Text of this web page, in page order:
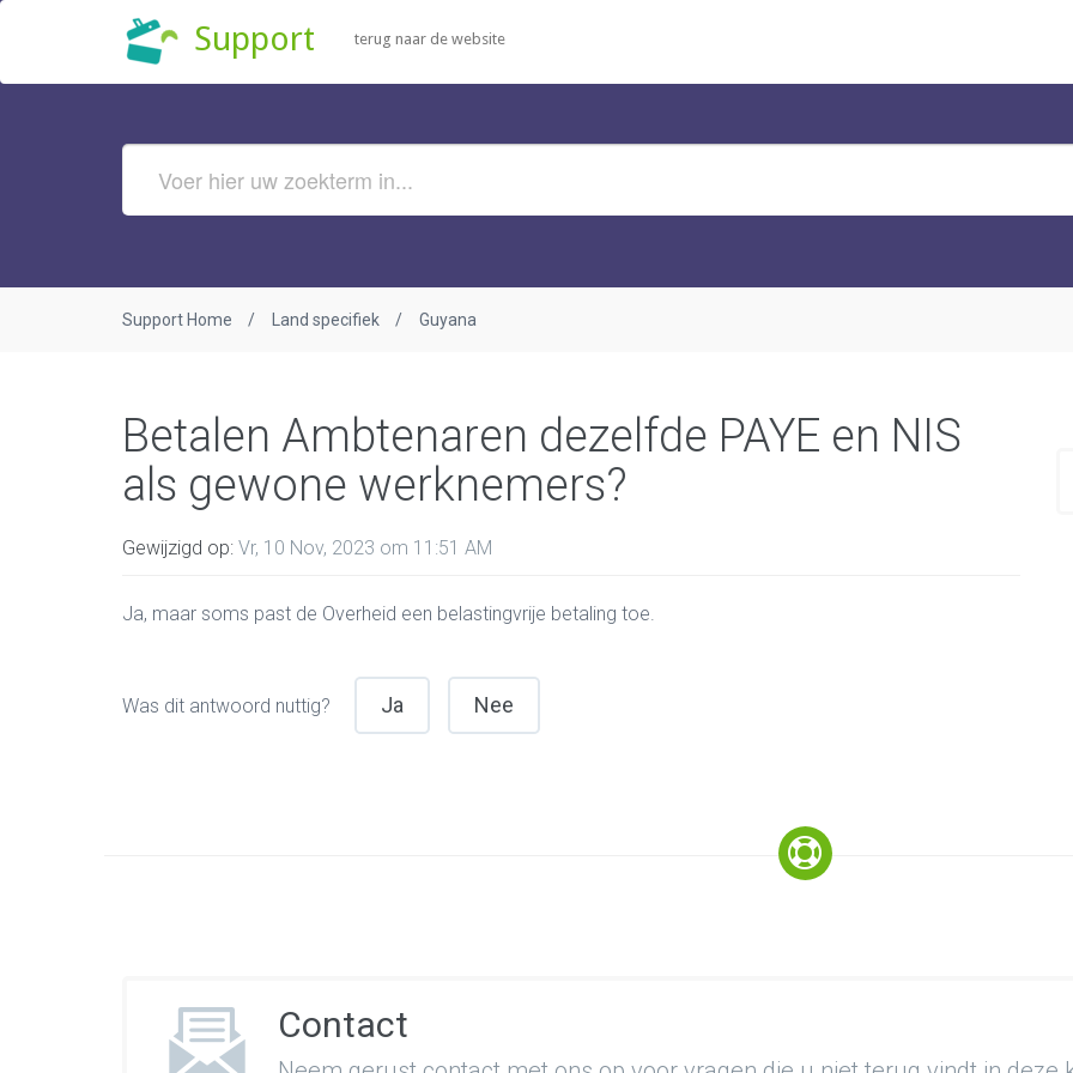
Support terug naar de website
Support Home Land specifiek Guyana
Betalen Ambtenaren dezelfde PAYE en NIS
als gewone werknemers?
Gewijzigd op: Vr, 10 Nov, 2023 om 11:51 AM
Ja, maar soms past de Overheid een belastingvrije betaling toe.
Was dit antwoord nuttig? Ja Nee
Contact